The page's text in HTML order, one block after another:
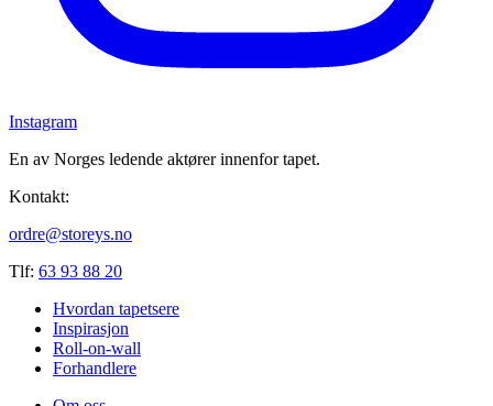
Instagram
En av Norges ledende aktører innenfor tapet.
Kontakt:
ordre@storeys.no
Tlf: 63 93 88 20
Hvordan tapetsere
Inspirasjon
Roll-on-wall
Forhandlere